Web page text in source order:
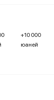
+10 000
юаней